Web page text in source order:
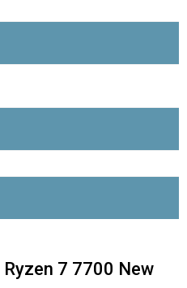
7 7700 New